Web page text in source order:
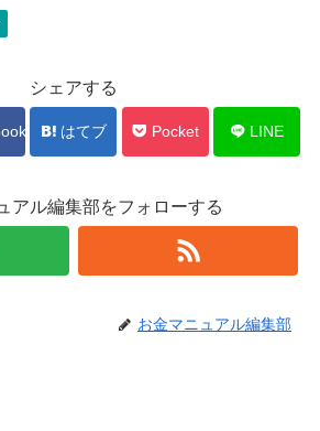
シェアする
はてブ Pocket LINE
アル編集部をフォローする
お金マニュアル編集部